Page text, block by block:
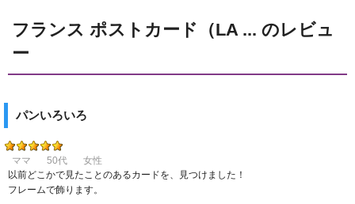
フランス ポストカード（LA ... のレビュ
ー
パンいろいろ
ママ 50代
女性
以前どこかで見たことのあるカードを、見つけました！
フレームで飾ります。